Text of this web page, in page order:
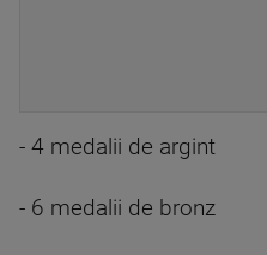
- 4 medalii de argint
- 6 medalii de bronz